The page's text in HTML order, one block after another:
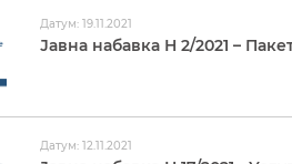
Датум: 19.11.2021
Јавна набавка Н 2/2021 –
Датум: 12.11.2021